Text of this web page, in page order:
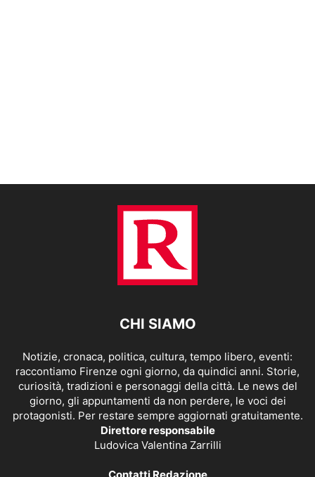
CHI SIAMO
Notizie, cronaca, politica, cultura, tempo libero, eventi:
raccontiamo Firenze ogni giorno, da quindici anni. Storie,
curiosità, tradizioni e personaggi della città. Le news del
giorno, gli appuntamenti da non perdere, le voci dei
protagonisti. Per restare sempre aggiornati gratuitamente.
Direttore responsabile
Ludovica Valentina Zarrilli
Contatti Redazione